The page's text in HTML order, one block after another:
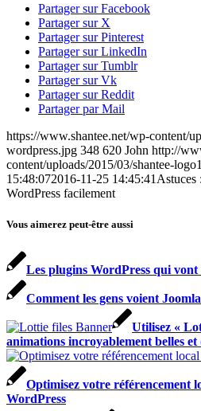
Partager sur Facebook
Partager sur X
Partager sur Pinterest
Partager sur LinkedIn
Partager sur Tumblr
Partager sur Vk
Partager sur Reddit
Partager par Mail
https://www.shantee.net/wp-content/
wordpress.jpg 348 620 John http://
content/uploads/2015/03/shantee-
15:48:072016-11-25 14:45:41 Astuces
WordPress facilement
Vous aimerez peut-être aussi
Les plugins WordPress qui
Comment les gens voient
Utilisez «
animations incroyablement belles et
Optimisez votre référencement
WordPress